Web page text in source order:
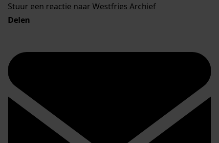
Stuur een reactie naar Westfries Archief
Delen